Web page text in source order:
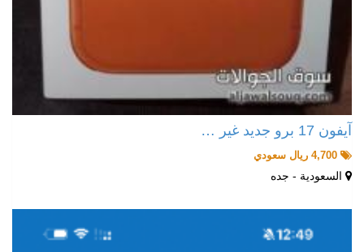
آيفون 17 برو جديد غير …
السعودية - جده